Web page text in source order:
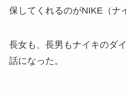
保してくれるのがNIKE（ナ
長女も、長男もナイキのダ
話になった。